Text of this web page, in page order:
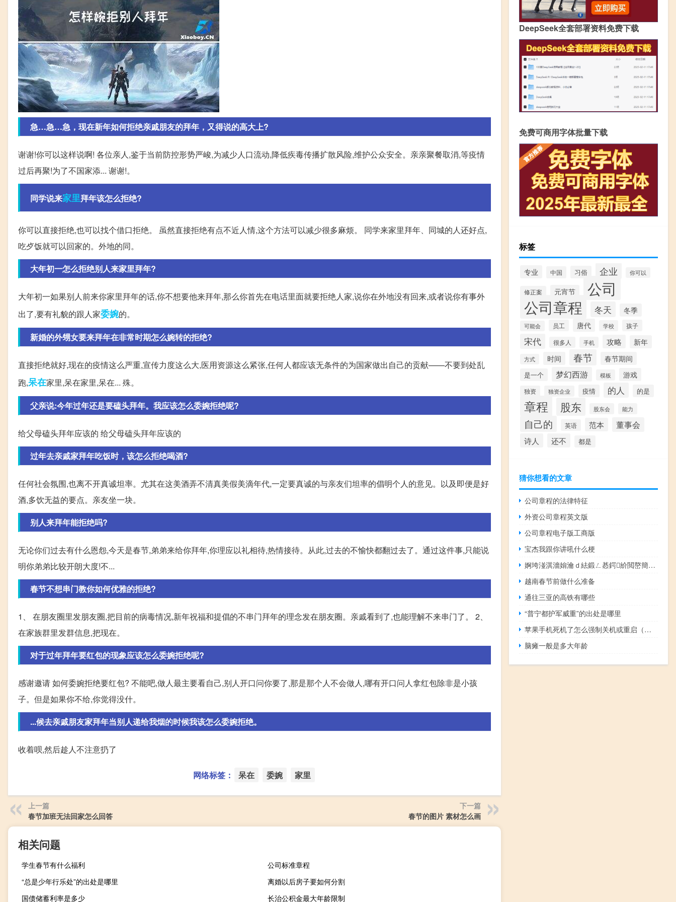
急…急…急，现在新年如何拒绝亲戚朋友的拜年，又得说的高大上?
谢谢!你可以这样说啊! 各位亲人,鉴于当前防控形势严峻,为减少人口流动,降低疾毒传播扩散风险,维护公众安全。亲亲聚餐取消,等疫情
过后再聚!为了不国家添... 谢谢!。
同学说来家里拜年该怎么拒绝?
你可以直接拒绝,也可以找个借口拒绝。 虽然直接拒绝有点不近人情,这个方法可以减少很多麻烦。 同学来家里拜年、同城的人还好点,
吃歺饭就可以回家的。外地的同。
大年初一怎么拒绝别人来家里拜年?
大年初一如果别人前来你家里拜年的话,你不想要他来拜年,那么你首先在电话里面就要拒绝人家,说你在外地没有回来,或者说你有事外
出了,要有礼貌的跟人家委婉的。
新婚的外甥女要来拜年在非常时期怎么婉转的拒绝?
直接拒绝就好,现在的疫情这么严重,宣传力度这么大,医用资源这么紧张,任何人都应该无条件的为国家做出自己的贡献——不要到处乱
跑,呆在家里,呆在家里,呆在... 殊。
父亲说:今年过年还是要磕头拜年。我应该怎么委婉拒绝呢?
给父母磕头拜年应该的 给父母磕头拜年应该的
过年去亲戚家拜年吃饭时，该怎么拒绝喝酒?
任何社会氛围,也离不开真诚坦率。尤其在这美酒弄不清真美假美滴年代,一定要真诚的与亲友们坦率的倡明个人的意见。以及即便是好
酒,多饮无益的要点。亲友坐一块。
别人来拜年能拒绝吗?
无论你们过去有什么恩怨,今天是春节,弟弟来给你拜年,你理应以礼相待,热情接待。从此,过去的不愉快都翻过去了。通过这件事,只能说
明你弟弟比较开朗大度!不...
春节不想串门教你如何优雅的拒绝?
1、 在朋友圈里发朋友圈,把目前的病毒情况,新年祝福和提倡的不串门拜年的理念发在朋友圈。亲戚看到了,也能理解不来串门了。 2、
在家族群里发群信息,把现在。
对于过年拜年要红包的现象应该怎么委婉拒绝呢?
感谢邀请 如何委婉拒绝要红包? 不能吧,做人最主要看自己,别人开口问你要了,那是那个人不会做人,哪有开口问人拿红包除非是小孩
子。但是如果你不给,你觉得没什。
...候去亲戚朋友家拜年当别人递给我烟的时候我该怎么委婉拒绝。
收着呗,然后趁人不注意扔了
网络标签： 呆在 委婉 家里
上一篇
春节加班无法回家怎么回答
下一篇
春节的图片 素材怎么画
相关问题
学生春节有什么福利
公司标准章程
“总是少年行乐处”的出处是哪里
离婚以后房子要如何分割
国债储蓄利率是多少
长治公积金最大年龄限制
DeepSeek全套部署资料免费下载
免费可商用字体批量下载
标签
专业 中国 习俗 企业 你可以
修正案 元宵节 公司
公司章程 冬天 冬季
可能会 员工 唐代 学校 孩子
宋代 很多人 手机 攻略 新年
方式 时间 春节 春节期间
是一个 梦幻西游 模板 游戏
独资 独资企业 疫情 的人 的是
章程 股东 股东会 能力
自己的 英语 范本 董事会
诗人 还不 都是
猜你想看的文章
公司章程的法律特征
外资公司章程英文版
公司章程电子版工商版
宝杰我跟你讲吼什么梗
婀垮湴淇濇姢瀹ｄ紶鍛ㄥ惎鍔紒閲嶅簡22涓浗瀹舵箍鍦板叕鍥個浣犱竴鍚屽畧鎶わ紒 到底什么情况嘞
越南春节前做什么准备
通往三亚的高铁有哪些
“普宁都护军威重”的出处是哪里
苹果手机死机了怎么强制关机或重启（苹果手机死机了怎么强制关机）
脑瘫一般是多大年龄